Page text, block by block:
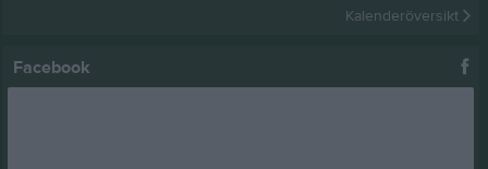
Kalenderöversikt
Facebook